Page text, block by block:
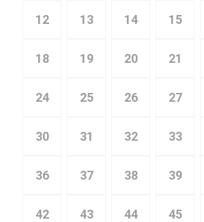
12 13 14 15
18 19 20 21
24 25 26 27
30 31 32 33
36 37 38 39
42 43 44 45